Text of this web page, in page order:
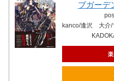
ブガーデ
kanco/逢沢 大介/